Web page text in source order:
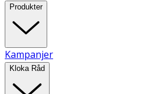
Produkter
Kampanjer
Kloka Råd